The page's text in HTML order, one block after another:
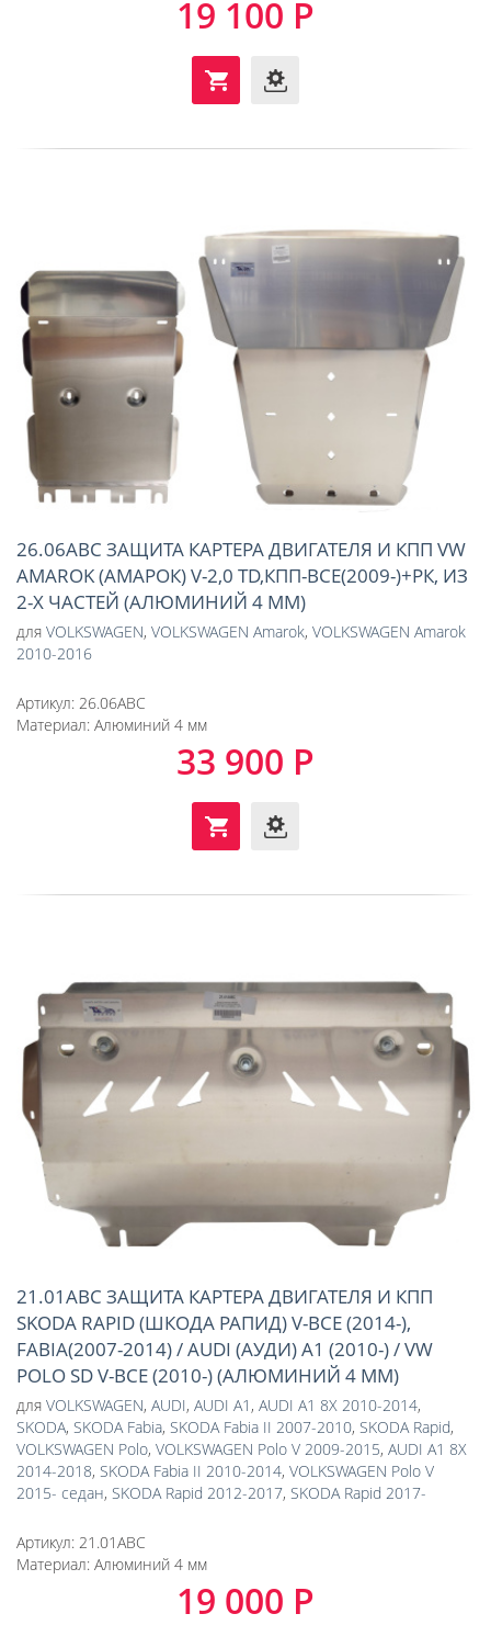
19 100 Р
26.06ABC ЗАЩИТА КАРТЕРА ДВИГАТЕЛЯ И КПП VW
AMAROK (АМАРОК) V-2,0 TD,КПП-ВСЕ(2009-)+РК, ИЗ
2-Х ЧАСТЕЙ (АЛЮМИНИЙ 4 ММ)
для VOLKSWAGEN, VOLKSWAGEN Amarok, VOLKSWAGEN Amarok
2010-2016
Артикул: 26.06ABC
Материал: Алюминий 4 мм
33 900 Р
21.01ABC ЗАЩИТА КАРТЕРА ДВИГАТЕЛЯ И КПП
SKODA RAPID (ШКОДА РАПИД) V-ВСЕ (2014-),
FABIA(2007-2014) / AUDI (АУДИ) A1 (2010-) / VW
POLO SD V-ВСЕ (2010-) (АЛЮМИНИЙ 4 ММ)
для VOLKSWAGEN, AUDI, AUDI A1 , AUDI A1 8X 2010-2014,
SKODA, SKODA Fabia, SKODA Fabia II 2007-2010, SKODA Rapid,
VOLKSWAGEN Polo, VOLKSWAGEN Polo V 2009-2015, AUDI A1 8X
2014-2018, SKODA Fabia II 2010-2014, VOLKSWAGEN Polo V
2015- седан, SKODA Rapid 2012-2017, SKODA Rapid 2017-
Артикул: 21.01ABC
Материал: Алюминий 4 мм
19 000 Р